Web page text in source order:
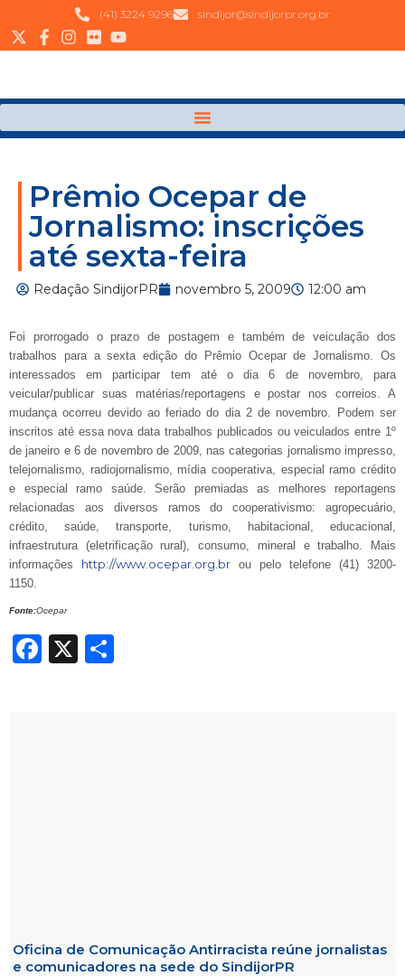
(41) 3224 9296 sindijor@sindijorpr.org.br
Prêmio Ocepar de
Jornalismo: inscrições
até sexta-feira
Redação SindijorPR novembro 5, 2009 12:00 am
Foi prorrogado o prazo de postagem e também de veiculação dos
trabalhos para a sexta edição do Prêmio Ocepar de Jornalismo. Os
interessados em participar tem até o dia 6 de novembro, para
veicular/publicar suas matérias/reportagens e postar nos correios. A
mudança ocorreu devido ao feriado do dia 2 de novembro. Podem ser
inscritos até essa nova data trabalhos publicados ou veiculados entre 1º
de janeiro e 6 de novembro de 2009, nas categorias jornalismo impresso,
telejornalismo, radiojornalismo, mídia cooperativa, especial ramo crédito
e especial ramo saúde. Serão premiadas as melhores reportagens
relacionadas aos diversos ramos do cooperativismo: agropecuário,
crédito, saúde, transporte, turismo, habitacional, educacional,
infraestrutura (eletrificação rural), consumo, mineral e trabalho. Mais
informações http://www.ocepar.org.br ou pelo telefone (41) 3200-
1150.
Fonte:Ocepar
Facebook
X
Oficina de Comunicação Antirracista reúne jornalistas
e comunicadores na sede do SindijorPR